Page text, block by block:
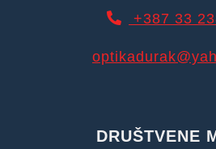
+387 33
DRUŠTVENE